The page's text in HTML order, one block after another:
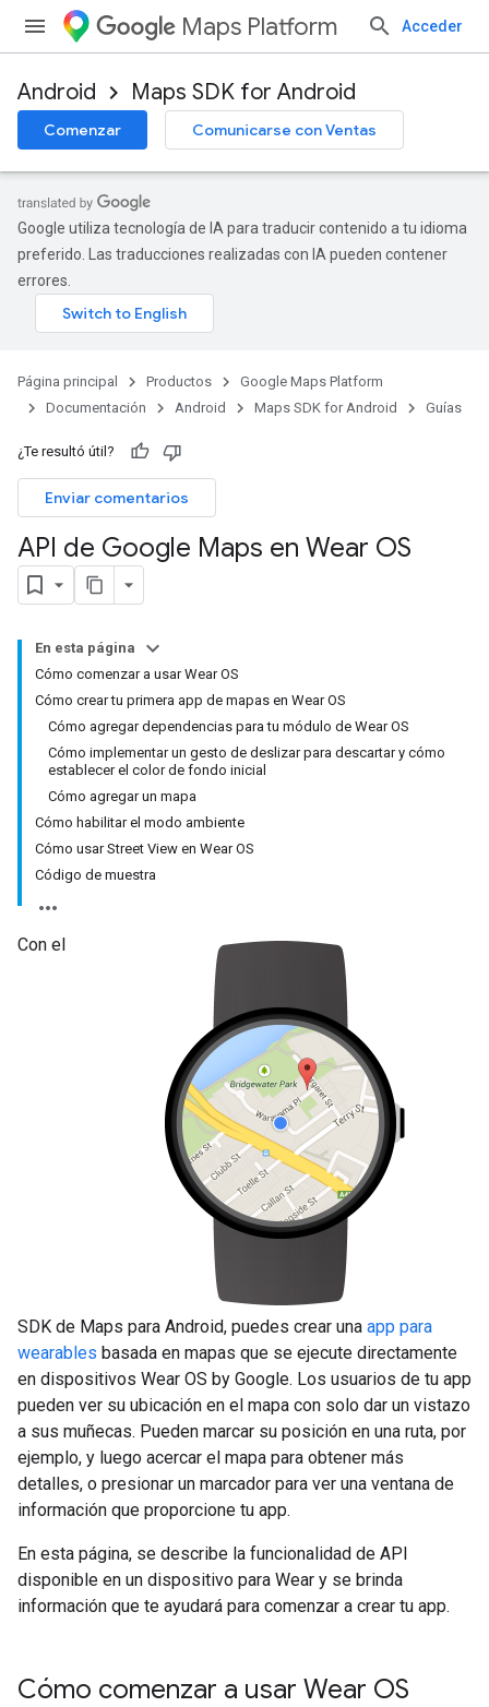
Maps Platform Acceder
Android Maps SDK for Android
Comenzar Comunicarse con Ventas
Google utiliza tecnología de IA para traducir contenido a tu idioma
preferido. Las traducciones realizadas con IA pueden contener
errores.
Página principal Productos
Google Maps Platform
Documentación
Android Maps SDK for Android Guías
¿Te resultó útil?
Enviar comentarios
API de Google Maps en Wear OS
En esta página
Cómo comenzar a usar Wear OS
Cómo crear tu primera app de mapas en Wear OS
Cómo agregar dependencias para tu módulo de Wear OS
Cómo implementar un gesto de deslizar para descartar y cómo
establecer el color de fondo inicial
Cómo agregar un mapa
Cómo habilitar el modo ambiente
Cómo usar Street View en Wear OS
Código de muestra
Con el
SDK de Maps para Android, puedes crear una app para
wearables basada en mapas que se ejecute directamente
en dispositivos Wear OS by Google. Los usuarios de tu app
pueden ver su ubicación en el mapa con solo dar un vistazo
a sus muñecas. Pueden marcar su posición en una ruta, por
ejemplo, y luego acercar el mapa para obtener más
detalles, o presionar un marcador para ver una ventana de
información que proporcione tu app.
En esta página, se describe la funcionalidad de API
disponible en un dispositivo para Wear y se brinda
información que te ayudará para comenzar a crear tu app.
Cómo comenzar a usar Wear OS